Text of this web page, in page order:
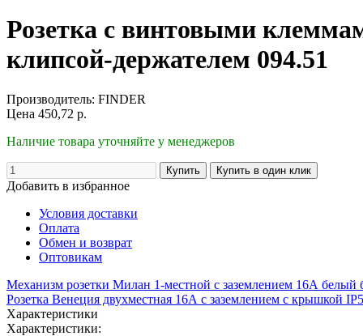
Розетка с винтовыми
клипсой-держателем 094.51
Производитель: FINDER
Цена 450,72 р.
Наличие товара уточняйте у менеджеров
Добавить в избранное
Условия доставки
Оплата
Обмен и возврат
Оптовикам
Механизм розетки Милан 1-местной с заземлением 16А белый
Розетка Венеция двухместная 16А с заземлением с крышкой
Характеристики
Характеристики: